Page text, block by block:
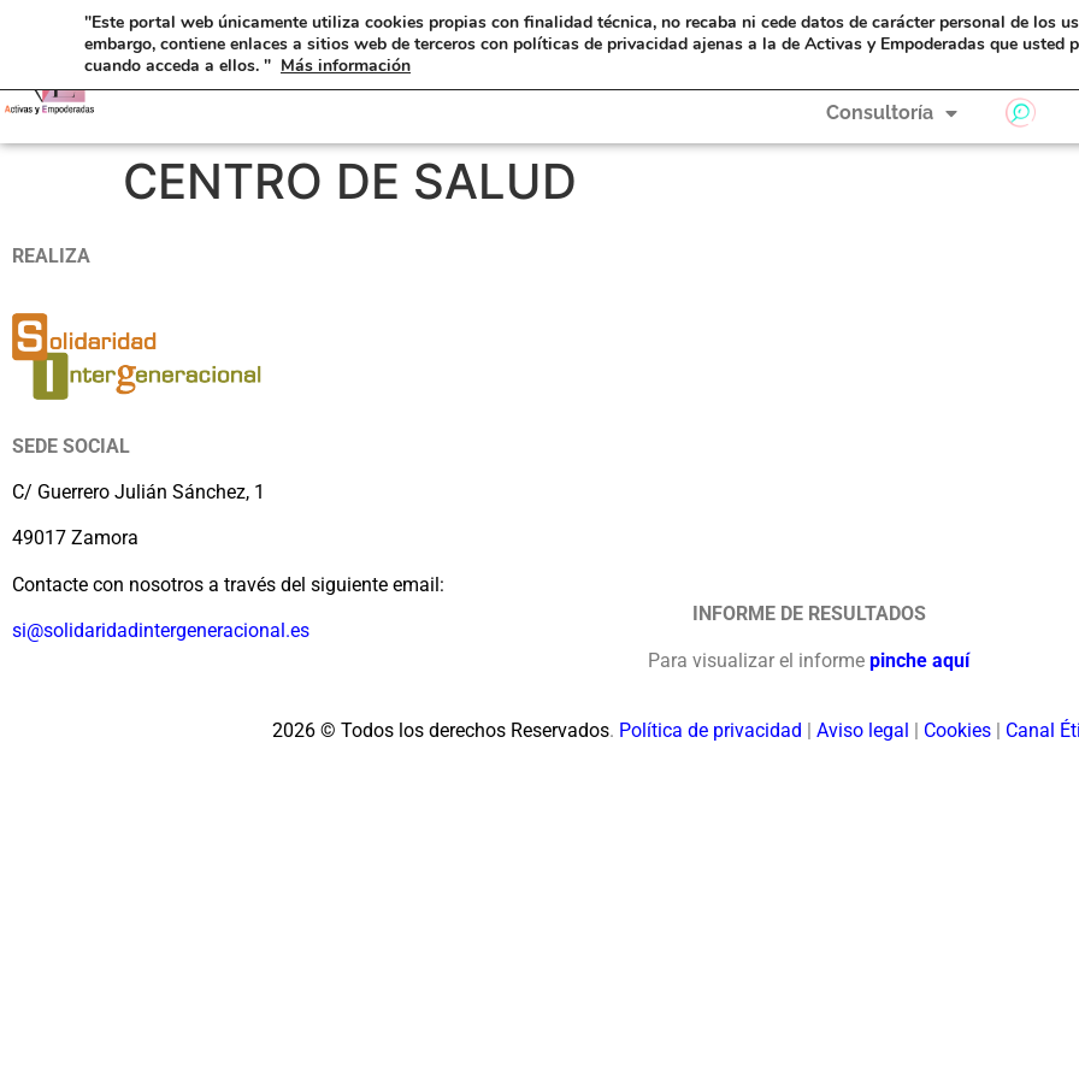
eAyudas Formación A Hombros de Gigantas
Consultoría
CENTRO DE SALUD
REALIZA
SEDE SOCIAL
C/ Guerrero Julián Sánchez, 1
49017 Zamora
Contacte con nosotros a través del siguiente email:
si@solidaridadintergeneracional.es
INFORME DE RESULTADOS
Para visualizar el informe pinche aquí
2026 © Todos los derechos Reservados. Política de privacidad | Aviso legal | Cookies | Canal
"Este portal web únicamente utiliza cookies propias con finalidad técnica, no recaba ni cede datos de carácter personal de los
embargo, contiene enlaces a sitios web de terceros con políticas de privacidad ajenas a la de Activas y Empoderadas que usted
cuando acceda a ellos. " Más información